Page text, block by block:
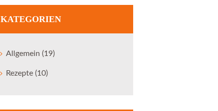
KATEGORIEN
Allgemein (19)
Rezepte(10)